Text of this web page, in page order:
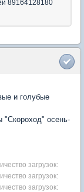
89164128180
и голубые
"Скороход" осень-
загрузок:
загрузок:
загрузок: